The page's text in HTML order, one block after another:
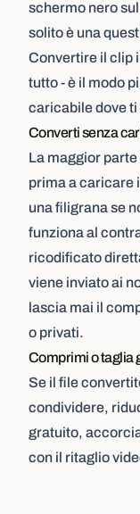
schermo nero
solito è una
Convertire il clip
tutto - è il modo
caricabile dove ti
Converti senza
La maggior
prima a caricare
una filigrana se
funziona al
ricodificato
viene inviato ai
lascia mai il
o privati.
Comprimi o taglia
Se il file
condividere,
gratuito,
con il ritaglio